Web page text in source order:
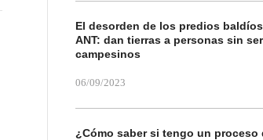
El desorden de los predios
ANT: dan tierras a personas sin ser
campesinos
06/09/2023
¿Cómo saber si tengo un proceso